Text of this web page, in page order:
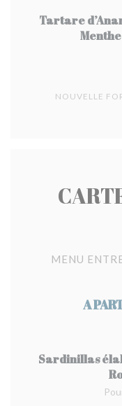
Tartare
NOUVELLE
MENU
A
Sardinillas